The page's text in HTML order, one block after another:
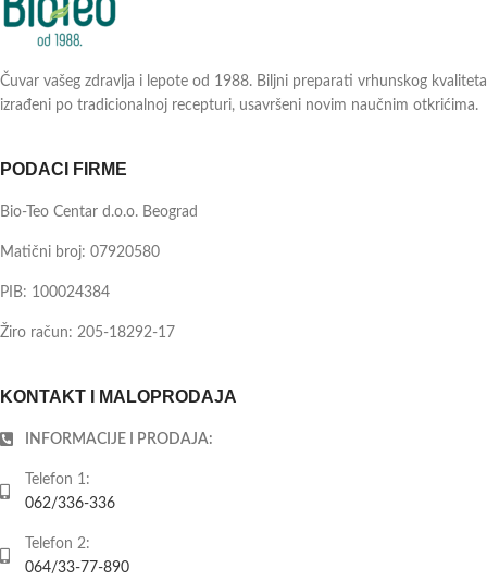
Čuvar vašeg zdravlja i lepote od 1988. Biljni preparati vrhunskog kvaliteta
izrađeni po tradicionalnoj recepturi, usavršeni novim naučnim otkrićima.
PODACI FIRME
Bio-Teo Centar d.o.o. Beograd
Matični broj: 07920580
PIB: 100024384
Žiro račun: 205-18292-17
KONTAKT I MALOPRODAJA
INFORMACIJE I PRODAJA:
Telefon 1:
062/336-336
Telefon 2:
064/33-77-890